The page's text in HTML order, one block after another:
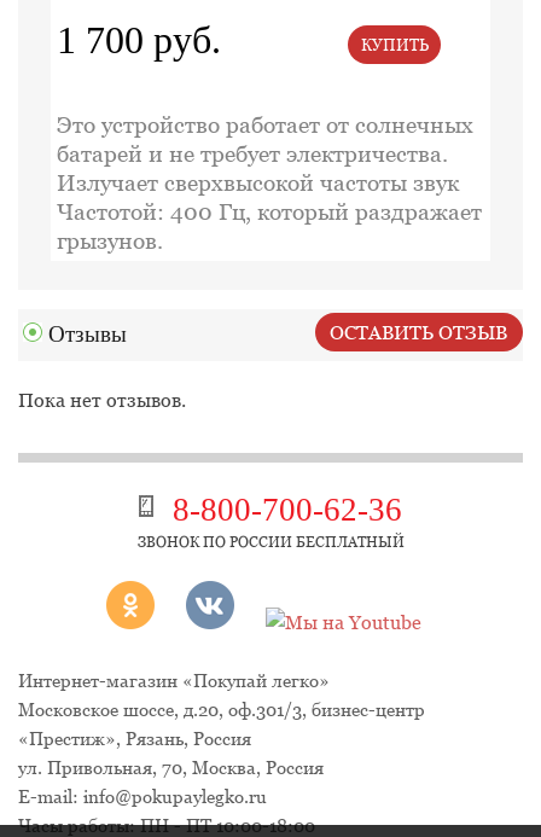
1 700 руб. КУПИТЬ
Это устройство работает от солнечных
батарей и не требует электричества.
Излучает сверхвысокой частоты звук
Частотой: 400 Гц, который раздражает
грызунов.
Отзывы ОСТАВИТЬ ОТЗЫВ
Пока нет отзывов.
8-800-700-62-36
ЗВОНОК ПО РОССИИ БЕСПЛАТНЫЙ
Интернет-магазин «Покупай легко»
Московское шоссе, д.20, оф.301/3 бизнес-центр
«Престиж» Рязань Россия
ул. Привольная, 70, Москва, Россия
E-mail: info@pokupaylegko.ru
Часы работы:ПН - ПТ 10:00-18:00